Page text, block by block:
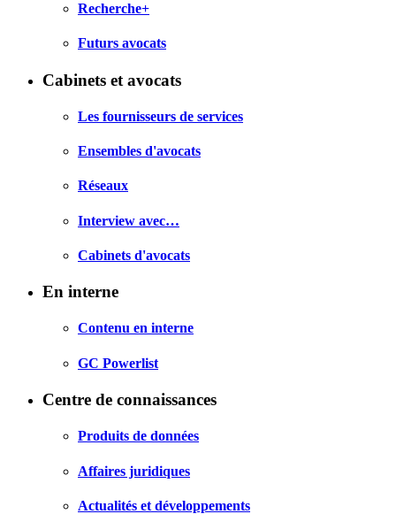
Recherche+
Futurs avocats
Cabinets et avocats
Les fournisseurs de services
Ensembles d'avocats
Réseaux
Interview avec…
Cabinets d'avocats
En interne
Contenu en interne
GC Powerlist
Centre de connaissances
Produits de données
Affaires juridiques
Actualités et développements